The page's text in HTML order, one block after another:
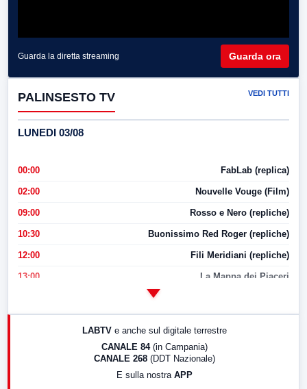
Guarda la diretta streaming Guarda ora
PALINSESTO TV VEDI TUTTI
LUNEDI 03/08
00:00 FabLab (replica)
02:00 Nouvelle Vouge (Film)
09:00 Rosso e Nero (repliche)
10:30 Buonissimo Red Roger (repliche)
12:00 Fili Meridiani (repliche)
13:00 La Mappa dei Piaceri
LABTV e anche sul digitale terrestre
CANALE 84 (in Campania)
CANALE 268 (DDT Nazionale)
E sulla nostra APP